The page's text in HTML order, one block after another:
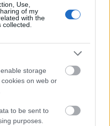
Use,
of my
with the
storage
on web or
to be sent to
purposes.
διαγωνισμός -
Εξωτερικών
για
από το 2027